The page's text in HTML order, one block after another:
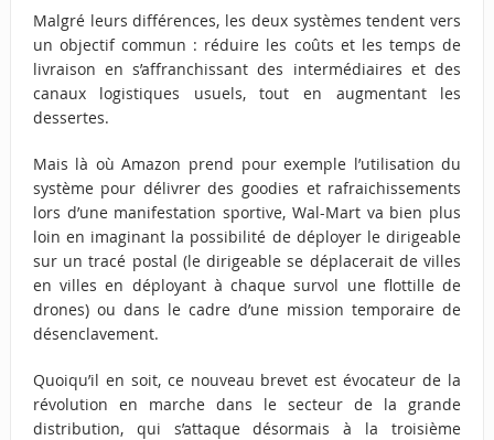
Malgré leurs différences, les deux systèmes tendent vers
un objectif commun : réduire les coûts et les temps de
livraison en s’affranchissant des intermédiaires et des
canaux logistiques usuels, tout en augmentant les
dessertes.
Mais là où Amazon prend pour exemple l’utilisation du
système pour délivrer des goodies et rafraichissements
lors d’une manifestation sportive, Wal-Mart va bien plus
loin en imaginant la possibilité de déployer le dirigeable
sur un tracé postal (le dirigeable se déplacerait de villes
en villes en déployant à chaque survol une flottille de
drones) ou dans le cadre d’une mission temporaire de
désenclavement.
Quoiqu’il en soit, ce nouveau brevet est évocateur de la
révolution en marche dans le secteur de la grande
distribution, qui s’attaque désormais à la troisième